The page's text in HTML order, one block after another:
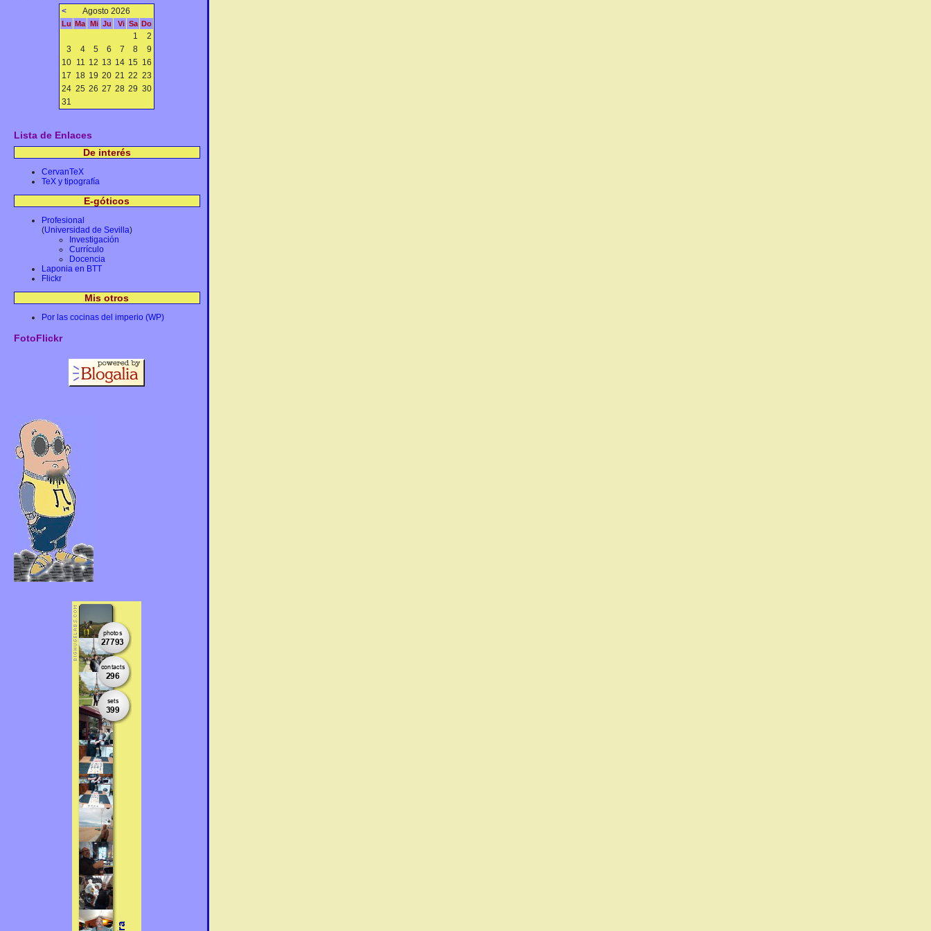
< Agosto 2026
Lu Ma Mi Ju Vi Sa Do
1
2
3
4 5 6 7 8
9
10 11 12 13 14 15 16
17 18 19 20 21 22 23
24 25 26 27 28 29 30
31
Lista de Enlaces
De interés
CervanTeX
TeX y tipografía
E-góticos
Profesional
(Universidad de Sevilla)
Investigación
Currículo
Docencia
Laponia en BTT
Flickr
Mis otros
Por las cocinas del imperio (WP)
FotoFlickr